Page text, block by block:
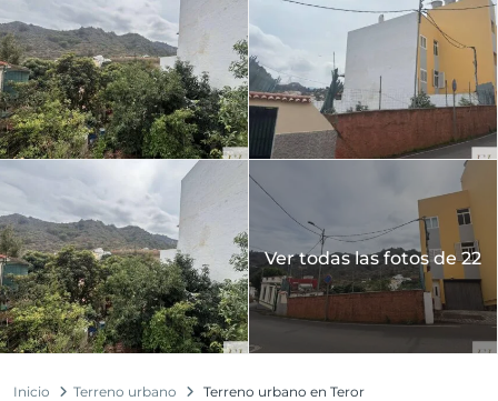
Ver todas las fotos de 22
Inicio Terreno urbano Terreno urbano en Teror